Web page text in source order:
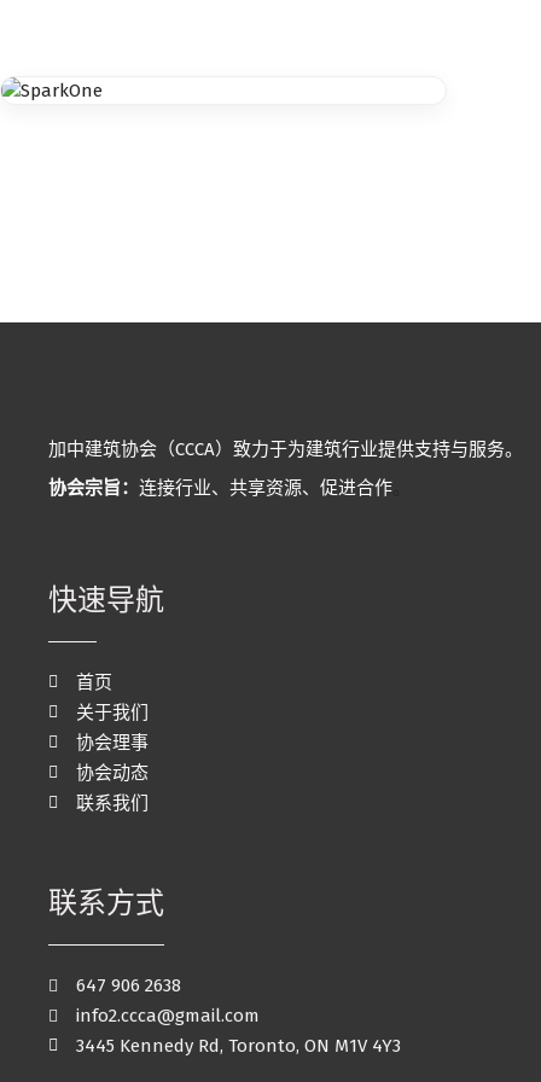
加中建筑协会（CCCA）致力于为建筑行业提供支持与服务。
协会宗旨： 连接行业、共享资源、促进合作
快速导航
首页
关于我们
协会理事
协会动态
联系我们
联系方式
647 906 2638
info2.ccca@gmail.com
3445 Kennedy Rd, Toronto, ON M1V 4Y3